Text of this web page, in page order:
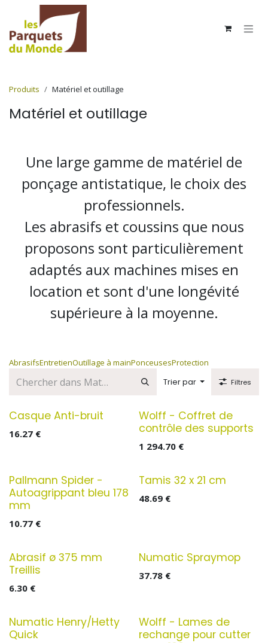
Se rendre au contenu
Produits Matériel et outillage
Matériel et outillage
Une large gamme de matériel de
ponçage antistatique, le choix des
professionnels.
Les abrasifs et coussins que nous
proposons sont particulièrement
adaptés aux machines mises en
location et sont d'une longévité
supérieure à la moyenne.
AbrasifsEntretienOutillage à mainPonceusesProtection
Trier par Filtres
Casque Anti-bruit
16.27 €
Wolff - Coffret de
contrôle des supports
1 294.70€
Pallmann Spider -
Autoagrippant bleu 178
mm
10.77 €
Tamis 32 x 21 cm
48.69€
Abrasif ø 375 mm
Treillis
6.30 €
Numatic Spraymop
37.78€
Numatic Henry/Hetty
Quick
Wolff - Lames de
rechange pour cutter